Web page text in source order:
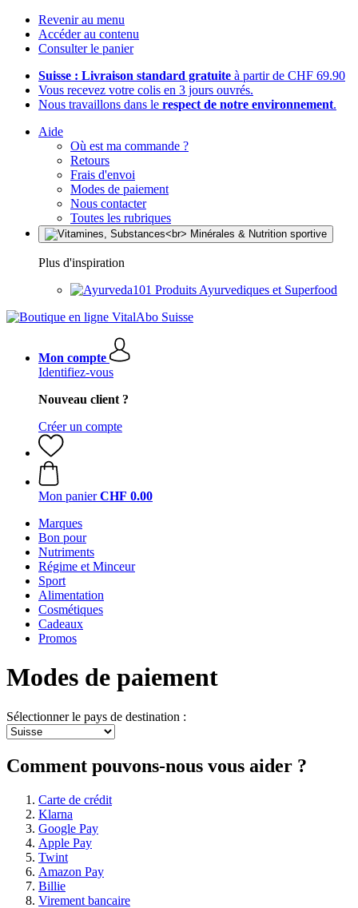
Revenir au menu
Accéder au contenu
Consulter le panier
Suisse : Livraison standard gratuite à partir de CHF 69.90
Vous recevez votre colis en 3 jours ouvrés.
Nous travaillons dans le respect de notre environnement.
Aide
Où est ma commande ?
Retours
Frais d'envoi
Modes de paiement
Nous contacter
Toutes les rubriques
Plus d'inspiration
Produits Ayurvediques et Superfood
Mon compte
Identifiez-vous
Nouveau client ?
Créer un compte
Mon panier CHF 0.00
Marques
Bon pour
Nutriments
Régime et Minceur
Sport
Alimentation
Cosmétiques
Cadeaux
Promos
Modes de paiement
Sélectionner le pays de destination :
Comment pouvons-nous vous aider ?
Carte de crédit
Klarna
Google Pay
Apple Pay
Twint
Amazon Pay
Billie
Virement bancaire